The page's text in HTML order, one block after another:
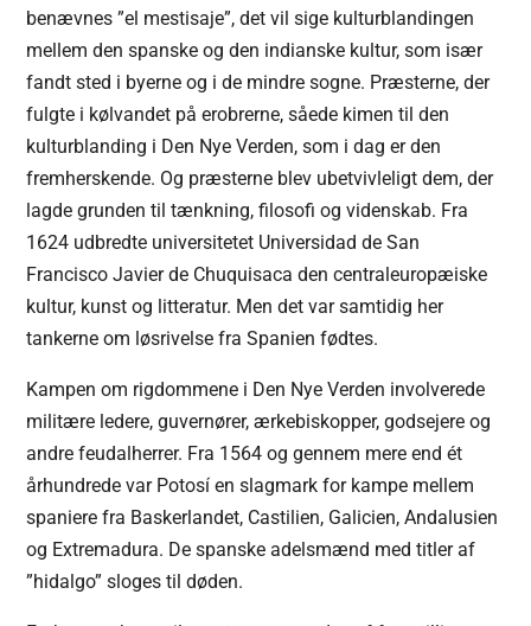
benævnes ”el mestisaje”, det vil sige kulturblandingen
mellem den spanske og den indianske kultur, som især
fandt sted i byerne og i de mindre sogne. Præsterne, der
fulgte i kølvandet på erobrerne, såede kimen til den
kulturblanding i Den Nye Verden, som i dag er den
fremherskende. Og præsterne blev ubetvivleligt dem, der
lagde grunden til tænkning, filosofi og videnskab. Fra
1624 udbredte universitetet Universidad de San
Francisco Javier de Chuquisaca den centraleuropæiske
kultur, kunst og litteratur. Men det var samtidig her
tankerne om løsrivelse fra Spanien fødtes.
Kampen om rigdommene i Den Nye Verden involverede
militære ledere, guvernører, ærkebiskopper, godsejere og
andre feudalherrer. Fra 1564 og gennem mere end ét
århundrede var Potosí en slagmark for kampe mellem
spaniere fra Baskerlandet, Castilien, Galicien, Andalusien
og Extremadura. De spanske adelsmænd med titler af
”hidalgo” sloges til døden.